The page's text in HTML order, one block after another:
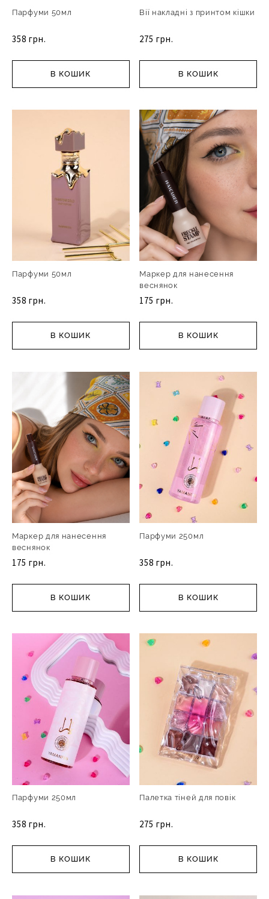
Парфуми 50мл
358 грн.
В КОШИК
Вії накладні з принтом кішки
275 грн.
В КОШИК
Парфуми 50мл
358 грн.
В КОШИК
Маркер для нанесення
веснянок
175 грн.
В КОШИК
Маркер для нанесення
веснянок
175 грн.
В КОШИК
Парфуми 250мл
358 грн.
В КОШИК
Парфуми 250мл
358 грн.
В КОШИК
Палетка тіней для повік
275 грн.
В КОШИК